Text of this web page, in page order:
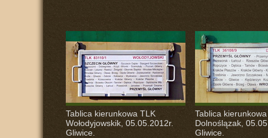
Tablica kierunkowa TLK
Wołodyjowskik, 05.05.2012r.
Gliwice.
Tablica
Dolnoślązak,
Gliwice.